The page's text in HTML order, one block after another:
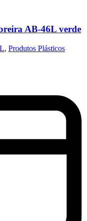
AB-46L verde
, Produtos Plásticos